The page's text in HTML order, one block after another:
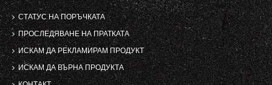
СТАТУС НА ПОРЪЧКАТА
ПРОСЛЕДЯВАНЕ НА ПРАТКАТА
ИСКАМ ДА РЕКЛАМИРАМ ПРОДУКТ
ИСКАМ ДА ВЪРНА ПРОДУКТА